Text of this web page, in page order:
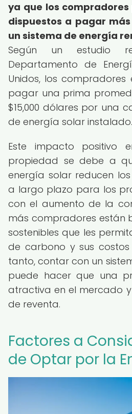
ya que los
dispuestos a pagar
un sistema de energía
Según un estudio
Departamento de
Unidos, los compradores
pagar una prima
$15,000 dólares por una
de energía solar instalado.
Este impacto positivo
propiedad se debe a
energía solar reducen
a largo plazo para los
con el aumento de la
más compradores están
sostenibles que les
de carbono y sus
tanto, contar con un
puede hacer que una
atractiva en el mercado
de reventa.
Factores a
de Optar por la